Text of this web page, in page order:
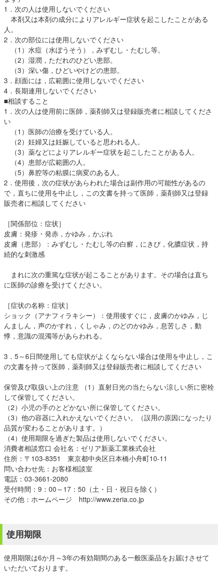
1．次の人は使用しないでください
本剤又は本剤の成分によりアレルギー症状を起こしたことがある
人。
2．次の部位には使用しないでください
（1）水痘（水ぼうそう），みずむし・たむし等。
（2）湿潤，ただれのひどい患部。
（3）深い傷，ひどいやけどの患部。
3．顔面には，広範囲に使用しないでください
4．長期連用しないでください
■相談すること
1．次の人は使用前に医師，薬剤師又は登録販売者に相談してくださ
い
（1）医師の治療を受けている人。
（2）妊婦又は妊娠していると思われる人。
（3）薬などによりアレルギー症状を起こしたことがある人。
（4）患部が広範囲の人。
（5）鼻腔等の粘膜に病変のある人。
2．使用後，次の症状があらわれた場合は副作用の可能性があるの
で，直ちに使用を中止し，この文書を持って医師，薬剤師又は登録
販売者に相談してください
［関係部位：症状］
皮膚：発疹・発赤，かゆみ，かぶれ
皮膚（患部）：みずむし・たむし等の白癬，にきび，化膿症状，持
続的な刺激感
まれに次の重篤な症状が起こることがあります。その場合は直ち
に医師の診療を受けてください。
［症状の名称：症状］
ショック（アナフィラキシー）：使用後すぐに，皮膚のかゆみ，じ
んましん，声のかすれ，くしゃみ，のどのかゆみ，息苦しさ，動
悸，意識の混濁等があらわれる。
3．5～6日間使用しても症状がよくならない場合は使用を中止し，こ
の文書を持って医師，薬剤師又は登録販売者に相談してください
保管及び取扱い上の注意 （1）直射日光の当たらない涼しい所に密栓
して保管してください。
（2）小児の手のとどかない所に保管してください。
（3）他の容器に入れかえないでください。（誤用の原因になったり
品質が変わることがあります。）
（4）使用期限を過ぎた製品は使用しないでください。
消費者相談窓口 会社名：ゼリア新薬工業株式会社
住所：〒103-8351 東京都中央区日本橋小舟町10-11
問い合わせ先：お客様相談室
電話：03-3661-2080
受付時間：9：00～17：50（土・日・祝日を除く）
その他：ホームページ http://www.zeria.co.jp
使用期限
使用期限は6か月～3年の有効期間のある一般医薬品をお届けさせて
いただいております。